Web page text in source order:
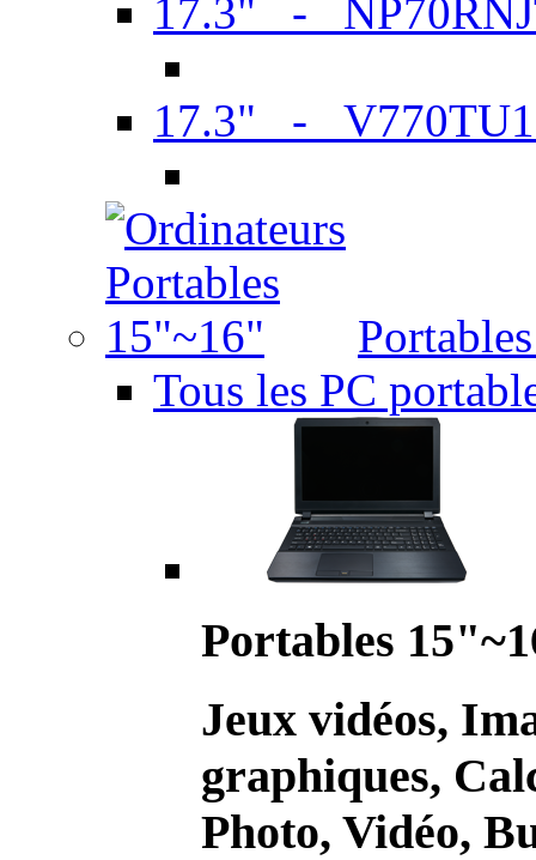
17.3" -
17.3" -
Tous les PC
Portables
Jeux vidéos,
graphiques,
Photo, Vidéo,